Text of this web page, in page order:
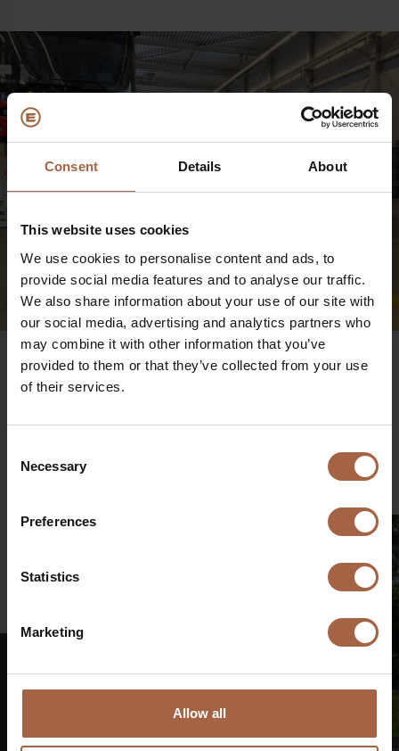
Consent Details About
This website uses cookies
We use cookies to personalise content and ads, to
provide social media features and to analyse our traffic.
We also share information about your use of our site with
our social media, advertising and analytics partners who
may combine it with other information that you’ve
provided to them or that they’ve collected from your use
of their services.
Selection
Necessary
Preferences
Statistics
Marketing
Allow all
Linkedin Facebook Twitter WhatsApp
€